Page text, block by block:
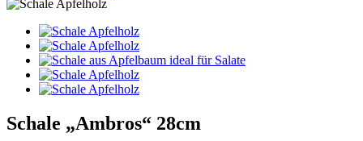
Schale „Ambros“ 28cm